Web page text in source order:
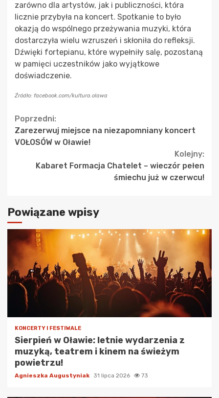
zarówno dla artystów, jak i publiczności, która
licznie przybyła na koncert. Spotkanie to było
okazją do wspólnego przeżywania muzyki, która
dostarczyła wielu wzruszeń i skłoniła do refleksji.
Dźwięki fortepianu, które wypełniły salę, pozostaną
w pamięci uczestników jako wyjątkowe
doświadczenie.
Źródło: facebook.com/kultura.olawa
Continue
Reading
Poprzedni:
Zarezerwuj miejsce na niezapomniany koncert
VOŁOSÓW w Oławie!
Kolejny:
Kabaret Formacja Chatelet – wieczór pełen
śmiechu już w czerwcu!
Powiązane wpisy
KONCERTY I FESTIWALE
Sierpień w Oławie: letnie wydarzenia z
muzyką, teatrem i kinem na świeżym
powietrzu!
Agnieszka Augustyniak 31 lipca 2026 73